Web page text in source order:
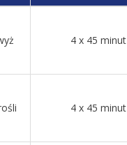
4 x 45 minut
4 x 45 minut